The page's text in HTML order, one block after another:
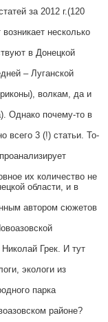
за 2012 г.(120
несколько
в Донецкой
– Луганской
волкам, да и
Однако почему-то в
всего 3 (!) статьи. То-
их количество не
области, и в
автором сюжетов
Грек. И тут
экологи из
парка
районе?